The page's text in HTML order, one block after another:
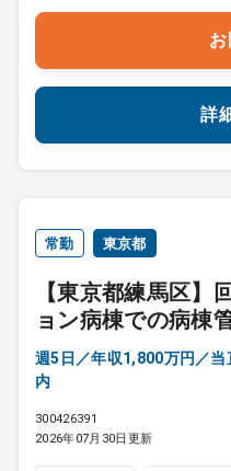
詳
常勤 東京都
【東京都練馬区】
ョン病棟での病棟
週5日／年収1,800万円／当
内
300426391
2026年07月30日更新